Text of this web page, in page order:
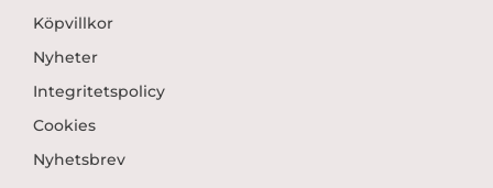
Köpvillkor
Nyheter
Integritetspolicy
Cookies
Nyhetsbrev